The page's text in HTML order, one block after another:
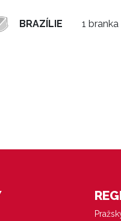
BRAZÍLIE 1 branka